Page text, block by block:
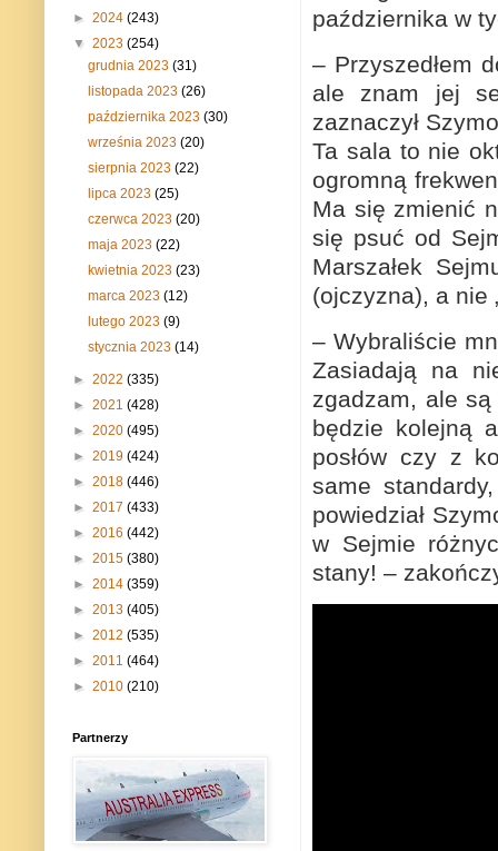
października w
– Przyszedłem
ale znam jej
zaznaczył
Ta sala to nie
ogromną
Ma się zmienić
się psuć od
Marszałek
(ojczyzna), a nie
– Wybraliście
Zasiadają na
zgadzam, ale
będzie kolejną
posłów czy z
same
powiedział
w Sejmie
stany! –
► 2024 (243)
▼ 2023 (254)
grudnia 2023(31)
listopada 2023(26)
października 2023(30)
września 2023(20)
sierpnia 2023(22)
lipca 2023(25)
czerwca 2023(20)
maja 2023(22)
kwietnia 2023(23)
marca 2023(12)
lutego 2023(9)
stycznia 2023(14)
► 2022 (335)
► 2021 (428)
► 2020 (495)
► 2019 (424)
► 2018 (446)
► 2017 (433)
► 2016 (442)
► 2015 (380)
► 2014 (359)
► 2013 (405)
► 2012 (535)
► 2011 (464)
► 2010 (210)
Partnerzy